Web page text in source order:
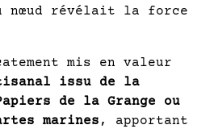
nœud révélait la force
mis en valeur
issu de la
de la Grange ou
marines , apportant